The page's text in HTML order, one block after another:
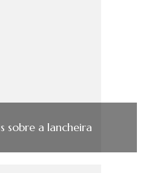
sobre a lancheira